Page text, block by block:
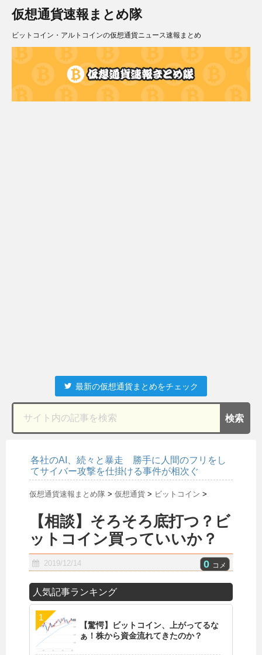
仮想通貨速報まとめ隊
ビットコイン・アルトコインの仮想通貨ニュース速報まとめ
最新の仮想通貨まとめをチェック
各社のAI、続々と暴走 勝手に人間のフリをし
てサイバー攻撃を仕掛ける事件が相次ぐ
仮想通貨速報まとめ隊 > 仮想通貨 > ビットコイン >
【相談】そろそろ底打つ？ビ
ットコイン買っていいか？
2019/12/14 0 コメ
人気記事ランキング
【驚愕】ビットコイン、上がってるな
ぁ！株から資金流れてきたのか？